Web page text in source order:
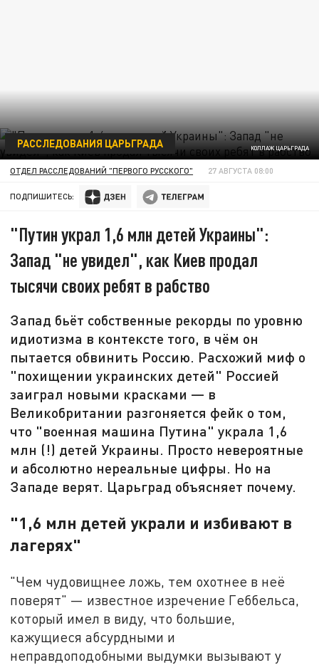
КОЛЛАЖ ЦАРЬГРАДА
РАССЛЕДОВАНИЯ ЦАРЬГРАДА
ОТДЕЛ РАССЛЕДОВАНИЙ "ПЕРВОГО РУССКОГО" 27 АВГУСТА 08:00
ПОДПИШИТЕСЬ:
"Путин украл 1,6 млн детей Украины":
Запад "не увидел", как Киев продал
тысячи своих ребят в рабство
Запад бьёт собственные рекорды по уровню
идиотизма в контексте того, в чём он
пытается обвинить Россию. Расхожий миф о
"похищении украинских детей" Россией
заиграл новыми красками — в
Великобритании разгоняется фейк о том,
что "военная машина Путина" украла 1,6
млн (!) детей Украины. Просто невероятные
и абсолютно нереальные цифры. Но на
Западе верят. Царьград объясняет почему.
"1,6 млн детей украли и избивают в
лагерях"
"Чем чудовищнее ложь, тем охотнее в неё
поверят" — известное изречение Геббельса,
который имел в виду, что большие,
кажущиеся абсурдными и
неправдоподобными выдумки вызывают у